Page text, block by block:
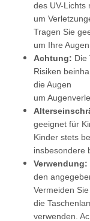
des UV-Lichts
um
Tragen Sie
um Ihre
Achtung: Die
Risiken
die Augen
um
geeignet für
Kinder stets
insbesondere
Verwendung:
den
Vermeiden
die
verwenden.